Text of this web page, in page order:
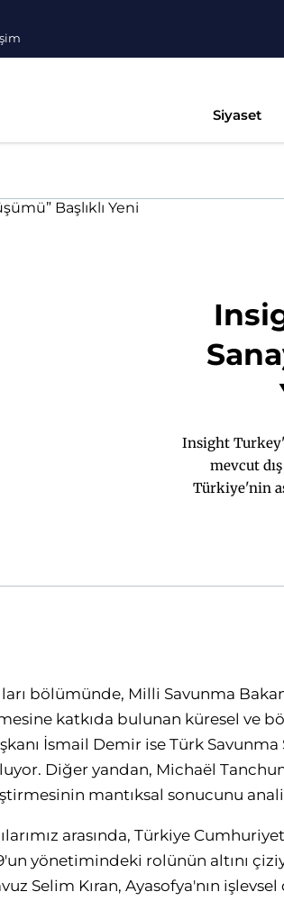
Siyaset
Insight
mevcut
Türkiye'nin
bölümünde, Milli Savunma
katkıda bulunan küresel ve
İsmail Demir ise Türk
Diğer yandan, Michaël
mantıksal sonucunu
arasında, Türkiye
yönetimindeki rolünün altını
Selim Kıran, Ayasofya'nın